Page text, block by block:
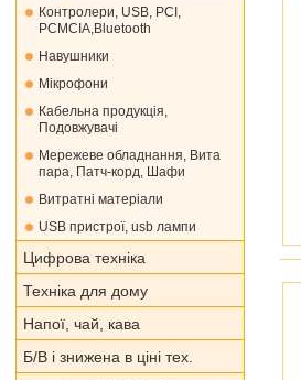
Контролери, USB, PCI,
PCMCIA,Bluetooth
Навушники
Мікрофони
Кабельна продукція,
Подовжувачі
Мережеве обладнання, Вита
пара, Патч-корд, Шафи
Витратні матеріали
USB пристрої, usb лампи
Цифрова техніка
Техніка для дому
Напої, чай, кава
Б/В і знижена в ціні тех.